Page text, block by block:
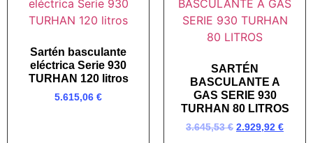
Sartén basculante
eléctrica Serie 930
TURHAN 120 litros
5.615,06 €
SARTÉN
BASCULANTE A
GAS SERIE 930
TURHAN 80 LITROS
3.645,53€ 2.929,92 €